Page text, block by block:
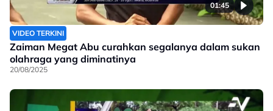
01:45
VIDEO TERKINI
Zaiman Megat Abu curahkan segalanya dalam sukan
olahraga yang diminatinya
20/08/2025